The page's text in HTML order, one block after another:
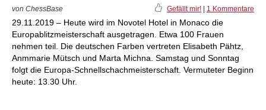
von ChessBase Gefällt mir! 1 Kommentare
29.11.2019 – Heute wird im Novotel Hotel in Monaco die
Europablitzmeisterschaft ausgetragen. Etwa 100 Frauen
nehmen teil. Die deutschen Farben vertreten Elisabeth Pähtz,
Anmmarie Mütsch und Marta Michna. Samstag und Sonntag
folgt die Europa-Schnellschachmeisterschaft. Vermuteter Beginn
heute: 13.30 Uhr.